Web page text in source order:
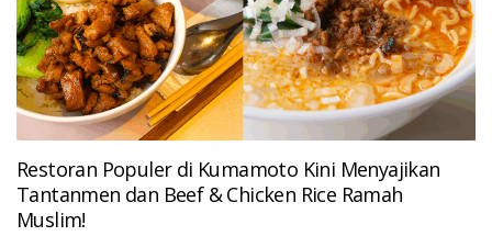
Restoran Populer di Kumamoto Kini Menyajikan
Tantanmen dan Beef & Chicken Rice Ramah
Muslim!